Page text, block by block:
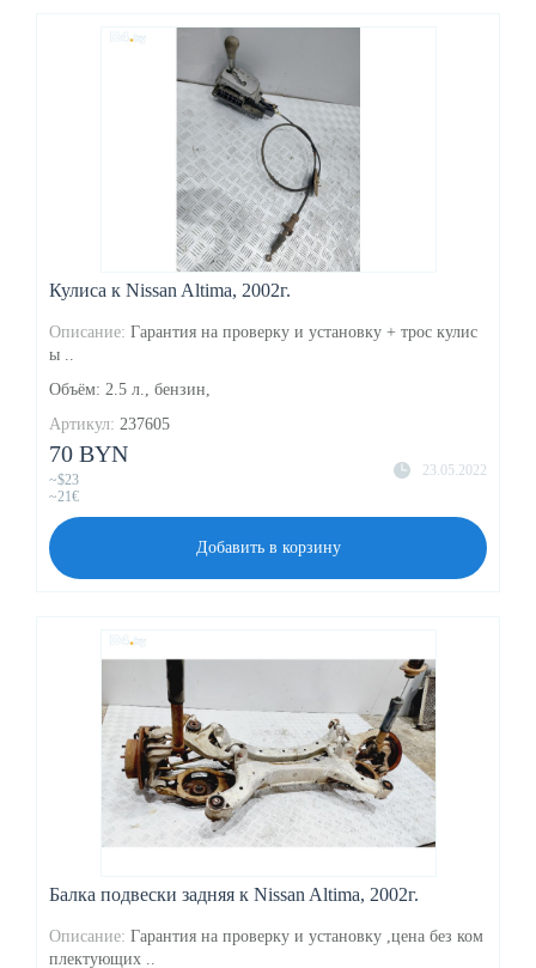
Кулиса к Nissan Altima, 2002г.
Описание: Гарантия на проверку и установку + трос кулис
ы ..
Объём: 2.5 л., бензин,
Артикул: 237605
23.05.2022
70 BYN
~$23
~21€
Добавить в корзину
Балка подвески задняя к Nissan Altima, 2002г.
Описание: Гарантия на проверку и установку ,цена без ком
плектующих ..